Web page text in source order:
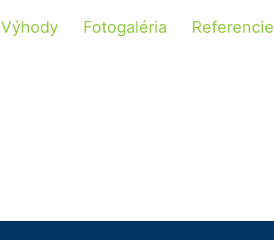
Výhody Fotogaléria Referencie